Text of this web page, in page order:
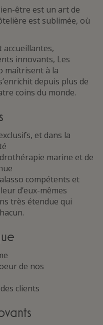
être est un art de
est sublimée, où
accueillantes,
innovants, Les
maîtrisent à la
depuis plus de
coins du monde.
et dans la
marine et de
compétents et
d’eux-mêmes
très étendue qui
de nos
clients